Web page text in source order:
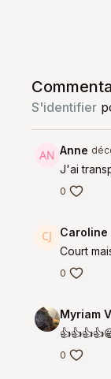
S'identifier
Anne
J'ai
0
Caroline
Court
0
Myriam
0